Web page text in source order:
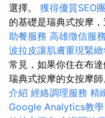
選擇。 獲得優質SEO
的基礎是瑞典式按摩
助餐服務 高雄徵信服務
波拉皮讓肌膚重現緊緻
常見，如果你住在布
瑞典式按摩的女按摩師
介紹 經絡調理服務 精
Google Analytics教學